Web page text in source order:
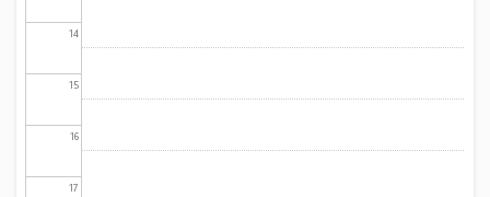
14
15
16
17